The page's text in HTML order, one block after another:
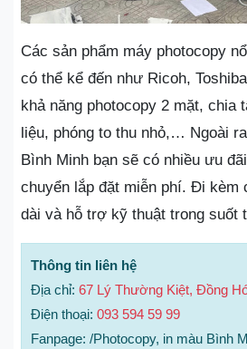
Các sản phẩm máy photocopy
có thể kể đến như Ricoh,
khả năng photocopy 2 mặt, chia
liệu, phóng to thu nhỏ,… Ngoài
Bình Minh bạn sẽ có nhiều ưu
chuyển lắp đặt miễn phí. Đi kèm
dài và hỗ trợ kỹ thuật trong suốt
Thông tin liên hệ
Địa chỉ: 67 Lý Thường Kiệt, Đồng
Điện thoại: 093 594 59 99
Fanpage: /Photocopy, in màu Bình